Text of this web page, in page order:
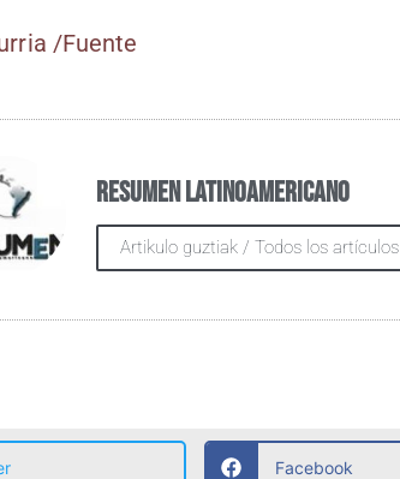
/​Fuen­te
Resumen Latinoamericano
Artikulo guztiak / Todos los artículos
Facebook